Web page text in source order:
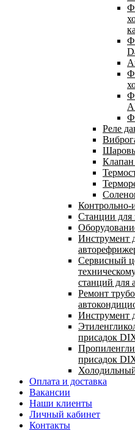
Реле
Контрольно-
Станции для
Инструмент
Сервисный
станций для
Ремонт
Инструмент
присадок
присадок
Оплата и доставка
Вакансии
Наши клиенты
Личный кабинет
Контакты